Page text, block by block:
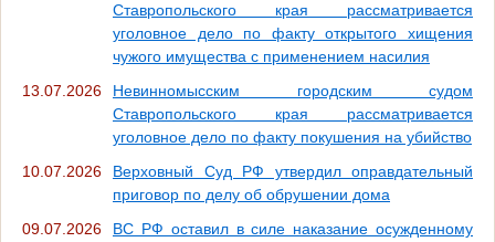
Ставропольского края рассматривается
уголовное дело по факту открытого хищения
чужого имущества с применением насилия
13.07.2026
Невинномысским городским судом
Ставропольского края рассматривается
уголовное дело по факту покушения на убийство
10.07.2026
Верховный Суд РФ утвердил оправдательный
приговор по делу об обрушении дома
09.07.2026
ВС РФ оставил в силе наказание осужденному